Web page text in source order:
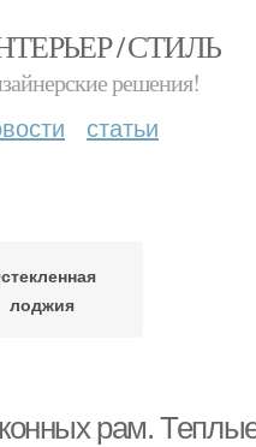
/ СТИЛЬ
решения!
статьи
лоджия
рам.